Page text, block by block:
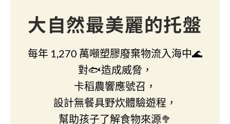
大自然最美麗的托盤
每年 1,270 萬噸塑膠廢棄物流入海中🌊
對🐟造成威脅，
卡稻農響應號召，
設計無餐具野炊體驗遊程，
幫助孩子了解食物來源🥦